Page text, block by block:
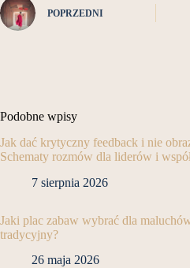
POPRZEDNI
Podobne wpisy
Jak dać krytyczny feedback i nie
Schematy rozmów dla liderów i
7 sierpnia 2026
Jaki plac zabaw wybrać dla
tradycyjny?
26 maja 2026